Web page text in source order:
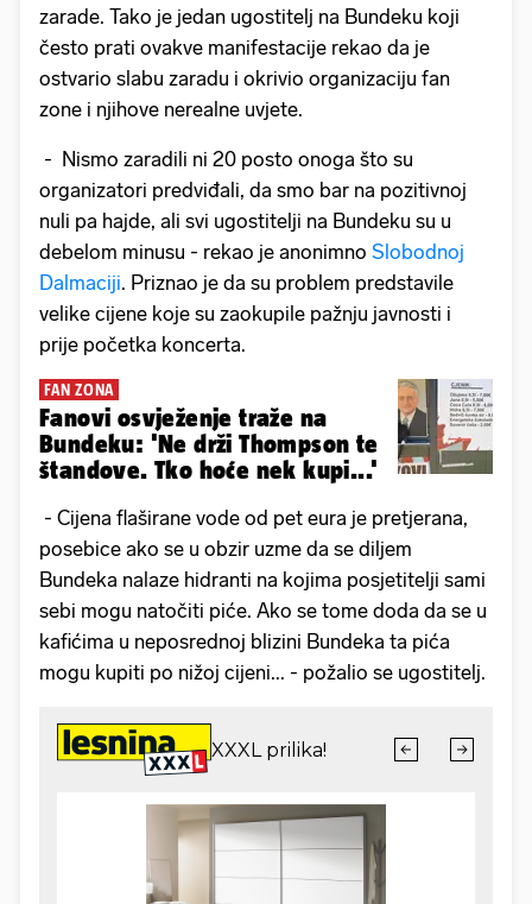
zarade. Tako je jedan ugostitelj na Bundeku koji
često prati ovakve manifestacije rekao da je
ostvario slabu zaradu i okrivio organizaciju fan
zone i njihove nerealne uvjete.
- Nismo zaradili ni 20 posto onoga što su
organizatori predviđali, da smo bar na pozitivnoj
nuli pa hajde, ali svi ugostitelji na Bundeku su u
debelom minusu - rekao je anonimno Slobodnoj
Dalmaciji. Priznao je da su problem predstavile
velike cijene koje su zaokupile pažnju javnosti i
prije početka koncerta.
FAN ZONA
Fanovi osvježenje traže na
Bundeku: 'Ne drži Thompson te
štandove. Tko hoće nek kupi...'
- Cijena flaširane vode od pet eura je pretjerana,
posebice ako se u obzir uzme da se diljem
Bundeka nalaze hidranti na kojima posjetitelji sami
sebi mogu natočiti piće. Ako se tome doda da se u
kafićima u neposrednoj blizini Bundeka ta pića
mogu kupiti po nižoj cijeni... - požalio se ugostitelj.